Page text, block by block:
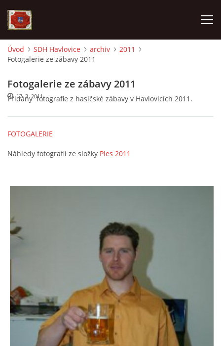
AKTUALITY
SDH HAVLOVICE
KROUŽEK MLADÝCH HASIČŮ
PROJEKT DOPRAVNÍ AUTOMOBIL
SH ČMS - Sbor dobrovolných hasičů Havlovice
Havlovice 377
542 32 Úpice
IČ: 65715764
Úvod SDH Havlovice archiv
2011
Fotogalerie ze zábavy 2011
Fotogalerie ze zábavy 2011
Přidány fotografie z hasičské zábavy v Havlovicích 2011.
17. 3. 2011
FOTOGALERIE
Náhledy fotografií ze složky Ples 2011